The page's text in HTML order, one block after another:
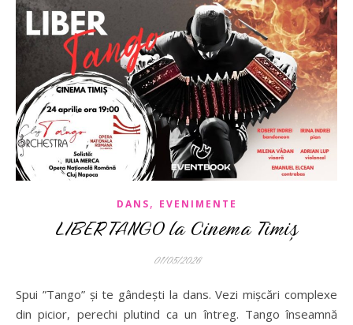
DANS, EVENIMENTE
LIBERTANGO la Cinema Timiș
01/05/2026
Spui ”Tango” și te gândești la dans. Vezi mișcări complexe
din picior, perechi plutind ca un întreg. Tango înseamnă